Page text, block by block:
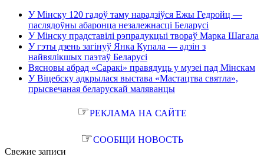
У Мінску 120 гадоў таму нарадзіўся Ежы Гедройц —
паслядоўны абаронца незалежнасці Беларусі
У Мінску прадставілі рэпрадукцыі твораў Марка Шагала
У гэты дзень загінуў Янка Купала — адзін з
найвялікшых паэтаў Беларусі
Вясновы абрад «Саракі» правядуць у музеі пад Мінскам
У Віцебску адкрылася выстава «Мастацтва святла»,
прысвечаная беларускай маляванцы
☞РЕКЛАМА НА САЙТЕ
☞СООБЩИ НОВОСТЬ
Свежие записи